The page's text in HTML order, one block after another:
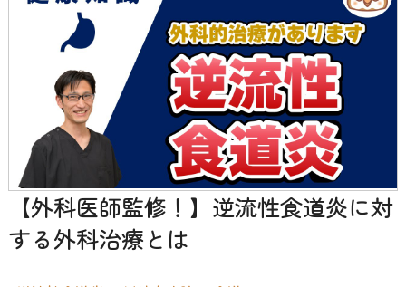
【外科医師監修！】逆流性食道炎に対
する外科治療とは